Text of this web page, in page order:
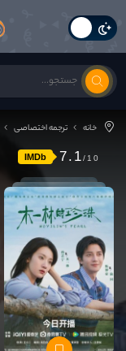
خانه ترجمه اختصاصی
IMDb 7.1